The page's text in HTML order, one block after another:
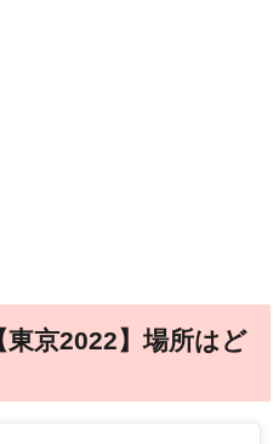
京2022】場所はど